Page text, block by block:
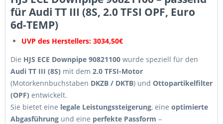
für Audi TT III (8S, 2.0 TFSI OPF, Euro
6d-TEMP)
UVP des Herstellers: 3034,50€
Die HJS ECE Downpipe 90821100 wurde speziell für den
Audi TT III (8S) mit dem 2.0 TFSI-Motor
(Motorkennbuchstaben DKZB / DKTB) und Ottopartikelfilter
(OPF) entwickelt.
Sie bietet eine legale Leistungssteigerung, eine optimierte
Abgasführung und eine perfekte Passform –